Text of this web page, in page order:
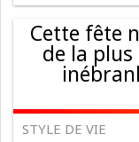
Cette fête
de la
STYLE DE VIE